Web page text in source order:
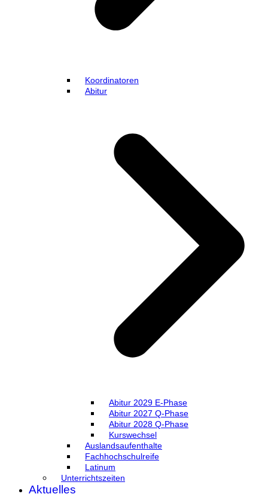
Koordinatoren
Abitur
Abitur 2029 E-Phase
Abitur 2027 Q-Phase
Abitur 2028 Q-Phase
Kurswechsel
Auslandsaufenthalte
Fachhochschulreife
Latinum
Unterrichtszeiten
Aktuelles